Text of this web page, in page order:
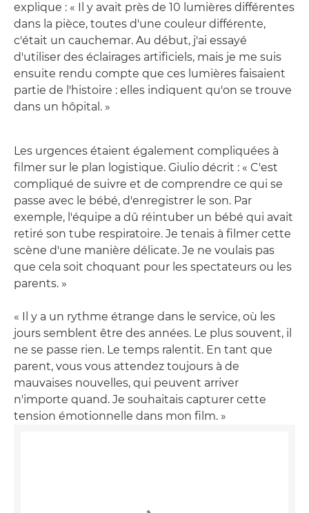
explique : « Il y avait près de 10 lumières différentes
dans la pièce, toutes d'une couleur différente,
c'était un cauchemar. Au début, j'ai essayé
d'utiliser des éclairages artificiels, mais je me suis
ensuite rendu compte que ces lumières faisaient
partie de l'histoire : elles indiquent qu'on se trouve
dans un hôpital. »
Les urgences étaient également compliquées à
filmer sur le plan logistique. Giulio décrit : « C'est
compliqué de suivre et de comprendre ce qui se
passe avec le bébé, d'enregistrer le son. Par
exemple, l'équipe a dû réintuber un bébé qui avait
retiré son tube respiratoire. Je tenais à filmer cette
scène d'une manière délicate. Je ne voulais pas
que cela soit choquant pour les spectateurs ou les
parents. »
« Il y a un rythme étrange dans le service, où les
jours semblent être des années. Le plus souvent, il
ne se passe rien. Le temps ralentit. En tant que
parent, vous vous attendez toujours à de
mauvaises nouvelles, qui peuvent arriver
n'importe quand. Je souhaitais capturer cette
tension émotionnelle dans mon film. »